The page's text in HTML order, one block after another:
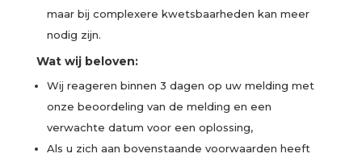
maar bij complexere kwetsbaarheden kan meer
nodig zijn.
Wat wij beloven:
Wij reageren binnen 3 dagen op uw melding met
onze beoordeling van de melding en een
verwachte datum voor een oplossing,
Als u zich aan bovenstaande voorwaarden heeft